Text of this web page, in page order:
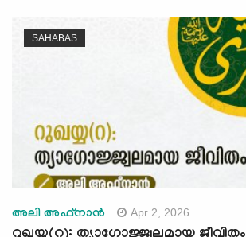
SAHABAS
അലി അഫ്നാന്‍ Apr 2, 2026